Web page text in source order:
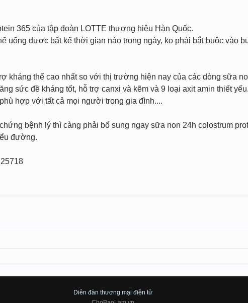
365 của tập đoàn LOTTE thương hiệu Hàn Quốc.
uống được bất kể thời gian nào trong ngày, ko phải bắt buộc vào
kháng thể cao nhất so với thị trường hiện nay của các dòng sữa
sức đề kháng tốt, hỗ trợ canxi và kẽm và 9 loại axit amin thiết yếu.
hợp với tất cả mọi người trong gia đình....
bệnh lý thì càng phải bổ sung ngay sữa non 24h colostrum
đường.
Diên đàn thương mại điện tử